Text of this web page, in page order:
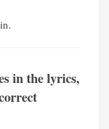
in the lyrics,